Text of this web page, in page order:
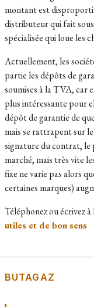
montant est
distributeur qui fait
spécialisée qui loue les
Actuellement, les
partie lesdépôts de
soumises à la TVA, car
plus intéressante pour
dépôt de garantie de
mais se rattrapent sur
signature du contrat, le
marché, mais très vite
fixe ne varie pas alors
certaines marques)
Téléphonez ou écrivez
utiles et de bon sens
BUTAGAZ